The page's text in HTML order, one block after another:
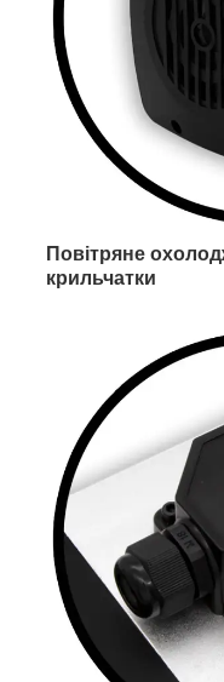
Повітряне
крильчатки